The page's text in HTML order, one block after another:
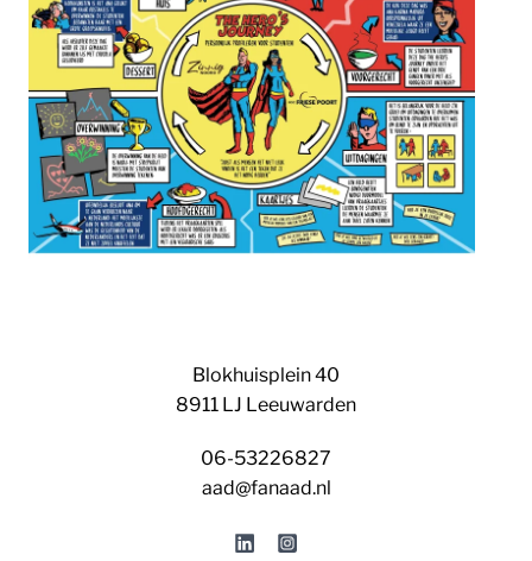
Blokhuisplein 40
8911 LJ Leeuwarden
06-53226827
aad@fanaad.nl